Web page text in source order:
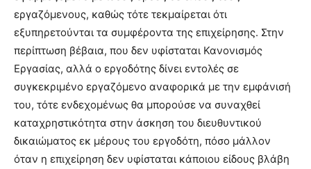
εργαζόμενους, καθώς τότε τεκμαίρεται ότι
εξυπηρετούνται τα συμφέροντα της επιχείρησης. Στην
περίπτωση βέβαια, που δεν υφίσταται Κανονισμός
Εργασίας, αλλά ο εργοδότης δίνει εντολές σε
συγκεκριμένο εργαζόμενο αναφορικά με την εμφάνισή
του, τότε ενδεχομένως θα μπορούσε να συναχθεί
καταχρηστικότητα στην άσκηση του διευθυντικού
δικαιώματος εκ μέρους του εργοδότη, πόσο μάλλον
όταν η επιχείρηση δεν υφίσταται κάποιου είδους βλάβη